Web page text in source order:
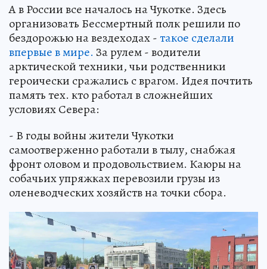
А в России все началось на Чукотке. Здесь
организовать Бессмертный полк решили по
бездорожью на вездеходах -такое сделали
впервые в мире. За рулем - водители
арктической техники, чьи родственники
героически сражались с врагом. Идея почтить
память тех. кто работал в сложнейших
условиях Севера:
- В годы войны жители Чукотки
самоотверженно работали в тылу, снабжая
фронт оловом и продовольствием. Каюры на
собачьих упряжках перевозили грузы из
оленеводческих хозяйств на точки сбора.